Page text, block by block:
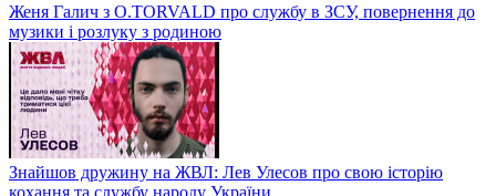
Женя Галич з O.TORVALD про службу в ЗСУ, повернення до
музики і розлуку з родиною
Знайшов дружину на ЖВЛ: Лев Улесов про свою історію
кохання та службу народу України